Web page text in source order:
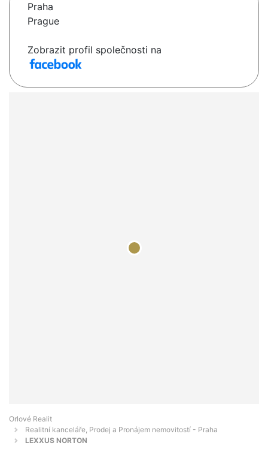
Praha
Prague
Zobrazit profil společnosti na
Orlové Realit
Realitní kanceláře, Prodej a Pronájem nemovitostí - Praha
LEXXUS NORTON